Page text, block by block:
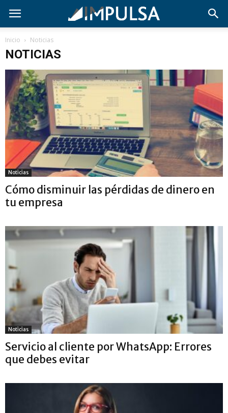
Inicio Noticias
NOTICIAS
Noticias
Cómo disminuir las pérdidas de dinero en
tu empresa
Noticias
Servicio al cliente por WhatsApp: Errores
que debes evitar